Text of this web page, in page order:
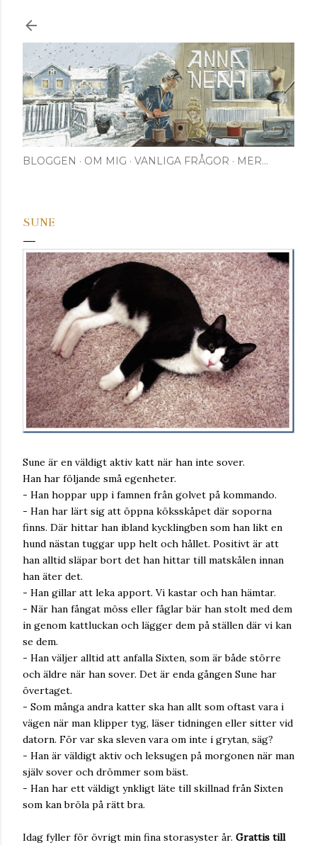
BLOGGEN OM MIG VANLIGA FRÅGOR MER…
SUNE
Sune är en väldigt aktiv katt när han inte sover.
Han har följande små egenheter.
- Han hoppar upp i famnen från golvet på kommando.
- Han har lärt sig att öppna köksskåpet där soporna
finns. Där hittar han ibland kycklingben som han likt en
hund nästan tuggar upp helt och hållet. Positivt är att
han alltid släpar bort det han hittar till matskålen innan
han äter det.
- Han gillar att leka apport. Vi kastar och han hämtar.
- När han fångat möss eller fåglar bär han stolt med dem
in genom kattluckan och lägger dem på ställen där vi kan
se dem.
- Han väljer alltid att anfalla Sixten, som är både större
och äldre när han sover. Det är enda gången Sune har
övertaget.
- Som många andra katter ska han allt som oftast vara i
vägen när man klipper tyg, läser tidningen eller sitter vid
datorn. För var ska sleven vara om inte i grytan, säg?
- Han är väldigt aktiv och leksugen på morgonen när man
själv sover och drömmer som bäst.
- Han har ett väldigt ynkligt läte till skillnad från Sixten
som kan bröla på rätt bra.
Idag fyller för övrigt min fina storasyster år. Grattis till